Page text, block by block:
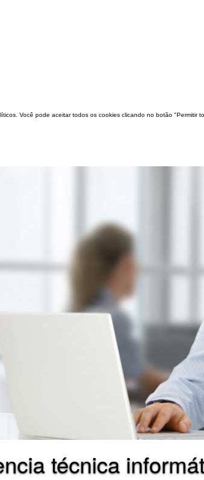
Você pode aceitar todos os cookies clicando no botão "Permitir
técnica